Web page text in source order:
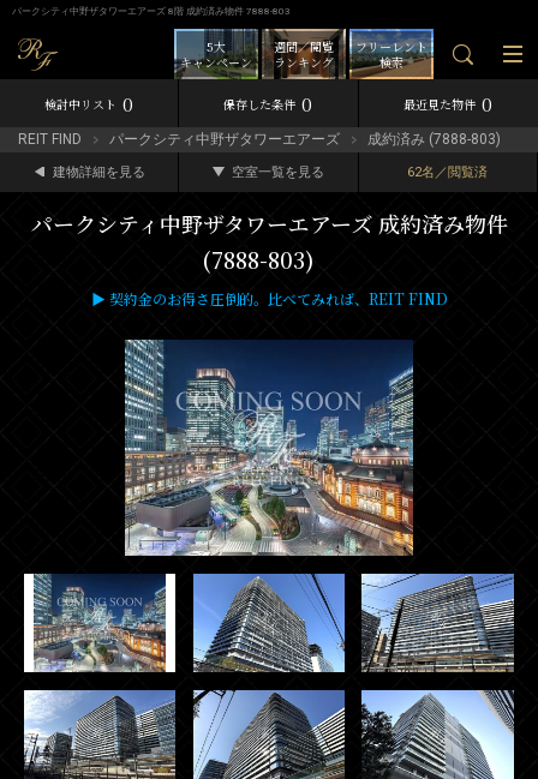
パークシティ中野ザタワーエアーズ 8階 成約済み物件 7888-803
フリーレント
検索
週間／閲覧
ランキング
5大
キャンペーン
検討中リスト 0 保存した条件 0 最近見た物件 0
REIT FIND パークシティ中野ザタワーエアーズ 成約済み (7888-803)
建物詳細を見る 空室一覧を見る 62名／閲覧済
パークシティ中野ザタワーエアーズ 成約済み物件
(7888-803)
▶ 契約金のお得さ圧倒的。比べてみれば、REIT FIND